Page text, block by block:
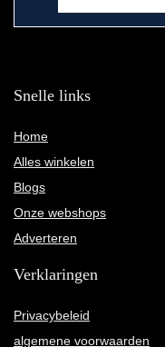
Snelle links
Home
Alles winkelen
Blogs
Onze webshops
Adverteren
Verklaringen
Privacybeleid
algemene voorwaarden